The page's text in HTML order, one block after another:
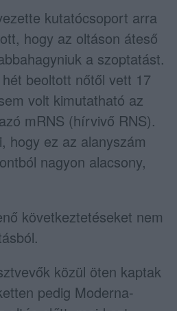
kutatócsoport arra
hogy az oltáson áteső
a szoptatást.
beoltott nőtől vett 17
volt kimutatható az
mRNS (hírvivő RNS).
hogy ez az alanyszám
nagyon alacsony,
következtetéseket nem
közül öten kaptak
pedig Moderna-